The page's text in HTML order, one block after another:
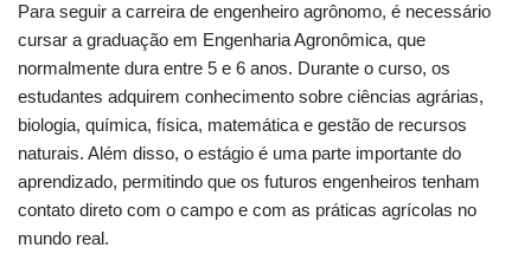
Para seguir a carreira de engenheiro agrônomo, é necessário
cursar a graduação em Engenharia Agronômica, que
normalmente dura entre 5 e 6 anos. Durante o curso, os
estudantes adquirem conhecimento sobre ciências agrárias,
biologia, química, física, matemática e gestão de recursos
naturais. Além disso, o estágio é uma parte importante do
aprendizado, permitindo que os futuros engenheiros tenham
contato direto com o campo e com as práticas agrícolas no
mundo real.